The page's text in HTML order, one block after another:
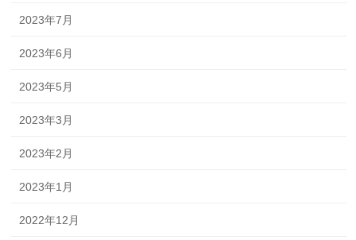
2023年7月
2023年6月
2023年5月
2023年3月
2023年2月
2023年1月
2022年12月